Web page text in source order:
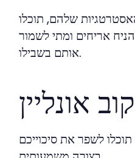
שלהם, תוכלו
אריחים ומתי לשמור
אותם בשבילו.
אונליין
לשפר את סיכוייכם